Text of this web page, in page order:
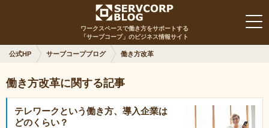
ワークスペースで働き方をサポートする
「サーブコープ」のビジネス情報サイト
公式HP サーブコープブログ 働き方改革
働き方改革に関する記事
テレワークという働き方、導入企業は
どのくらい？